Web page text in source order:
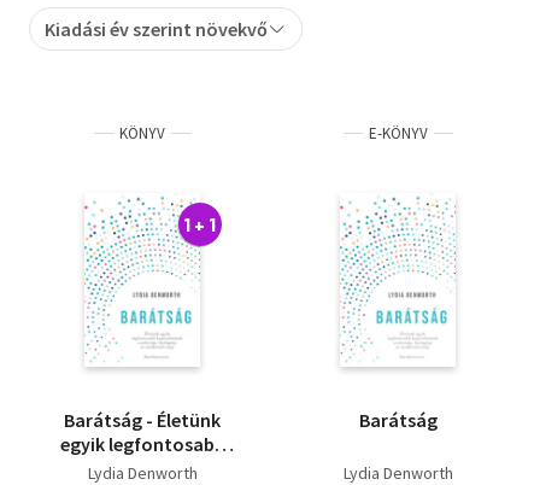
Kiadási év szerint növekvő
KÖNYV
1 + 1
Barátság - Életünk
egyik legfontosabb
kapcsolatának
Lydia Denworth
E-KÖNYV
Barátság
Lydia Denworth